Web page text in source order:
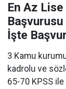
En Az Lise
Başvurusu
İşte
3 Kamu
kadrolu ve
65-70 KPSS ile